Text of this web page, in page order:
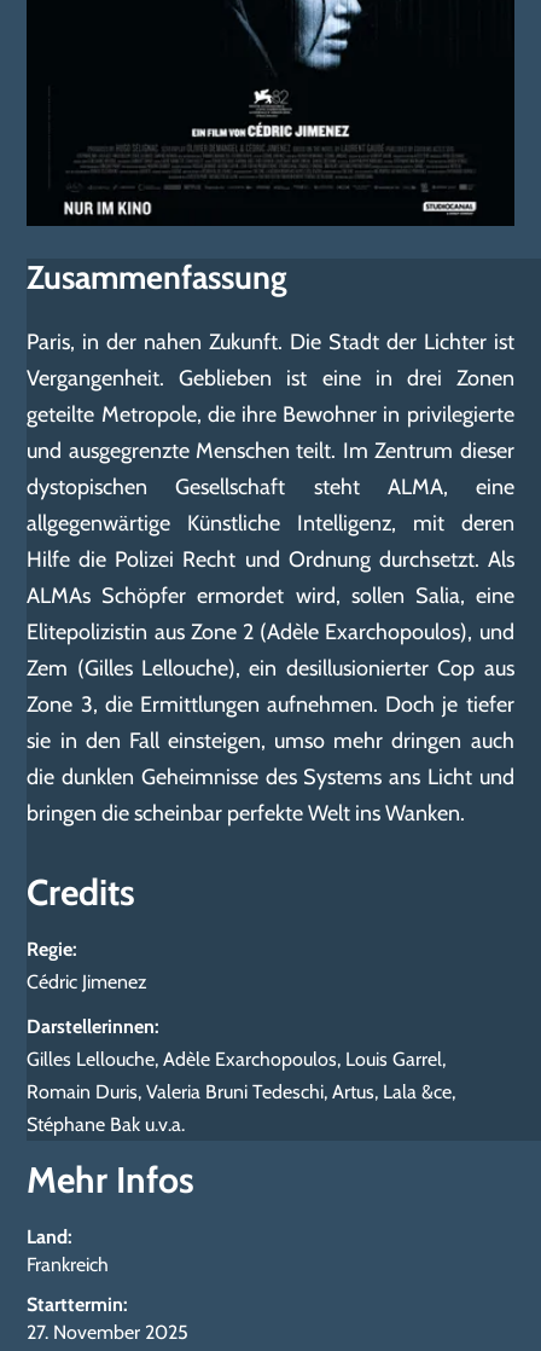
Zusammenfassung
Paris, in der nahen Zukunft. Die Stadt der Lichter ist
Vergangenheit. Geblieben ist eine in drei Zonen
geteilte Metropole, die ihre Bewohner in privilegierte
und ausgegrenzte Menschen teilt. Im Zentrum dieser
dystopischen Gesellschaft steht ALMA, eine
allgegenwärtige Künstliche Intelligenz, mit deren
Hilfe die Polizei Recht und Ordnung durchsetzt. Als
ALMAs Schöpfer ermordet wird, sollen Salia, eine
Elitepolizistin aus Zone 2 (Adèle Exarchopoulos), und
Zem (Gilles Lellouche), ein desillusionierter Cop aus
Zone 3, die Ermittlungen aufnehmen. Doch je tiefer
sie in den Fall einsteigen, umso mehr dringen auch
die dunklen Geheimnisse des Systems ans Licht und
bringen die scheinbar perfekte Welt ins Wanken.
Credits
Regie:
Cédric Jimenez
Darstellerinnen:
Gilles Lellouche, Adèle Exarchopoulos, Louis Garrel,
Romain Duris, Valeria Bruni Tedeschi, Artus, Lala &ce,
Stéphane Bak u.v.a.
Mehr Infos
Land:
Frankreich
Starttermin:
27. November 2025